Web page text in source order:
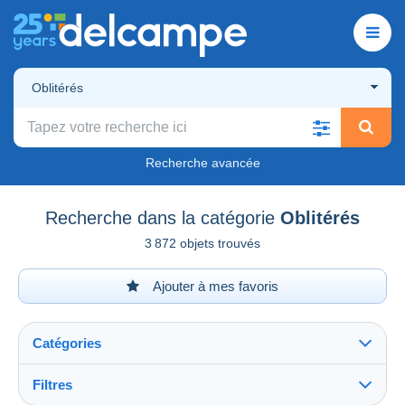
Oblitérés
Recherche avancée
Recherche dans la catégorie Oblitérés
3 872 objets trouvés
Ajouter à mes favoris
Catégories
Filtres